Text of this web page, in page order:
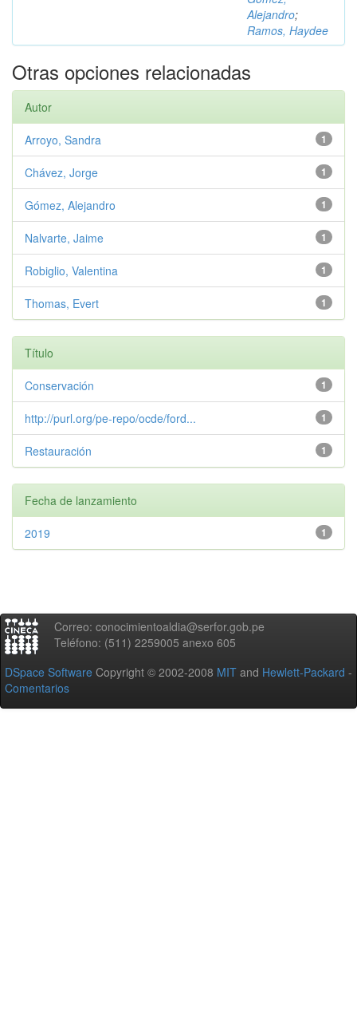
Alejandro;
Ramos, Haydee
Otras opciones relacionadas
Autor
1
Arroyo, Sandra
1
Chávez, Jorge
1
Gómez, Alejandro
1
Nalvarte, Jaime
1
Robiglio, Valentina
1
Thomas, Evert
Título
1
Conservación
1
http://purl.org/pe-repo/ocde/ford...
1
Restauración
Fecha de lanzamiento
1
2019
Correo: conocimientoaldia@serfor.gob.pe
Teléfono: (511) 2259005 anexo 605
DSpace Software Copyright © 2002-2008 MIT and Hewlett-Packard -
Comentarios